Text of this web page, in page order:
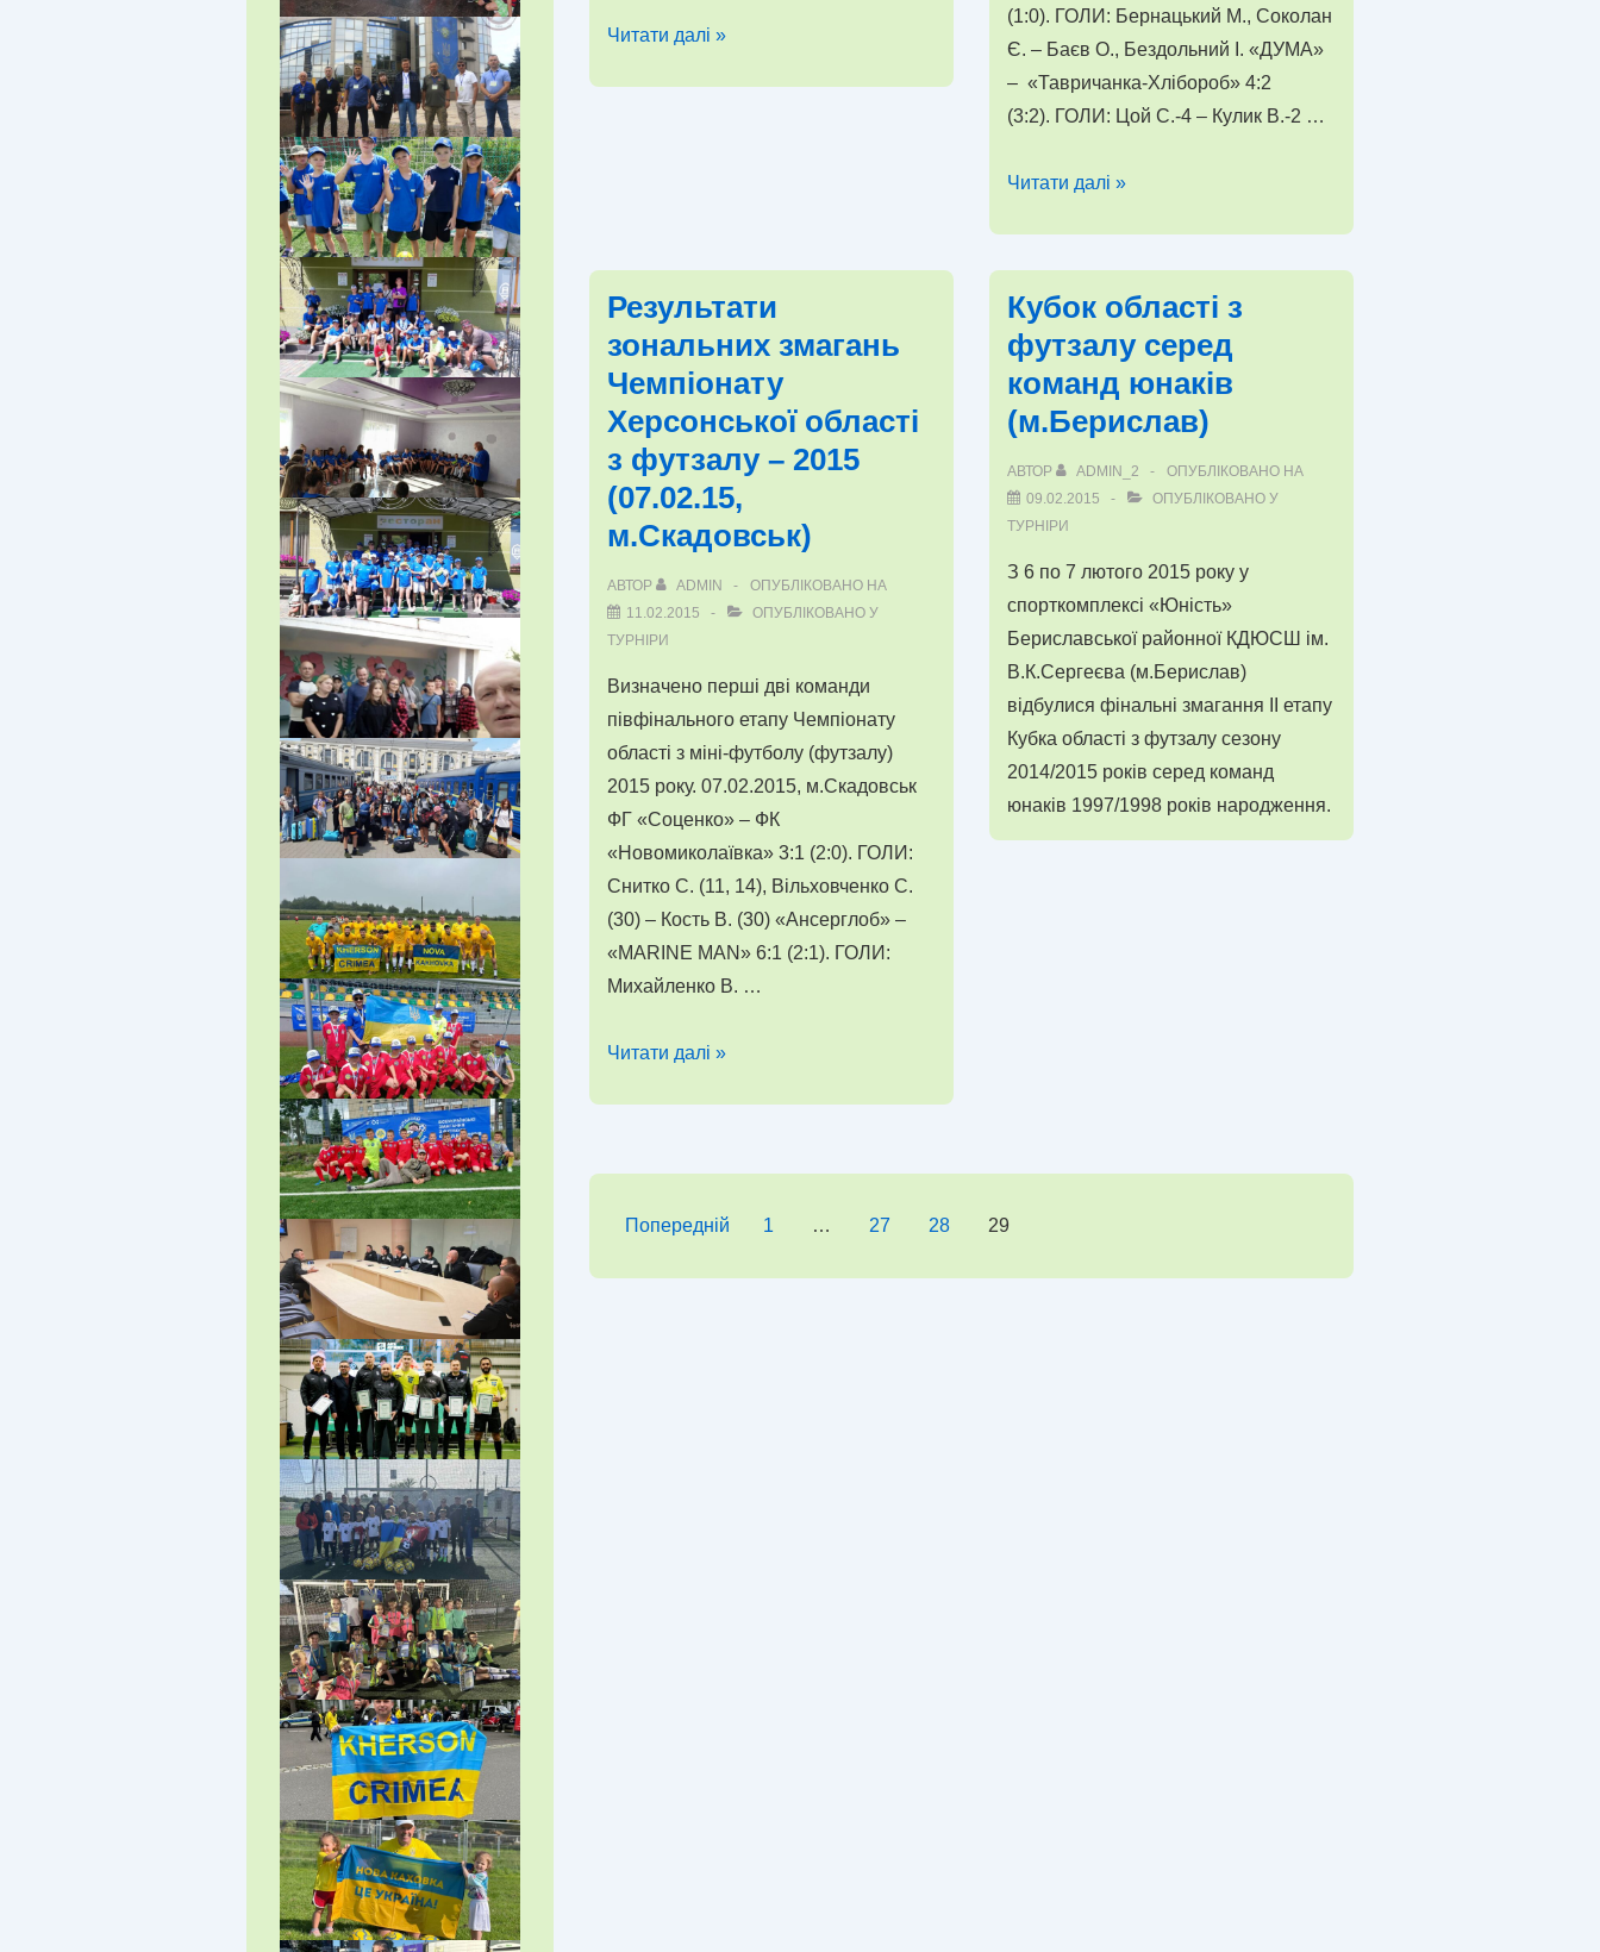
Чемпіонат
Читати далі »
(1:0). ГОЛИ: Бернацький М., Соколан
Є. – Баєв О., Бездольний І. «ДУМА»
– «Тавричанка-Хлібороб» 4:2
(3:2). ГОЛИ: Цой С.-4 – Кулик В.-2 …
Результати
Херсонської
області
з
футзалу
2015
Читати далі »
Результати
зональних змагань
Чемпіонату
Херсонської області
з футзалу – 2015
(07.02.15,
м.Скадовськ)
АВТОР ADMIN
ОПУБЛІКОВАНО НА
11.02.2015
ОПУБЛІКОВАНО У
ТУРНІРИ
Визначено перші дві команди
півфінального етапу Чемпіонату
області з міні-футболу (футзалу)
2015 року. 07.02.2015, м.Скадовськ
ФГ «Соценко» – ФК
«Новомиколаївка» 3:1 (2:0). ГОЛИ:
Снитко С. (11, 14), Вільховченко С.
(30) – Кость В. (30) «Ансерглоб» –
«MARINE MAN» 6:1 (2:1). ГОЛИ:
Михайленко В. …
Результати
області
футзалу
Читати далі »
Кубок області з
футзалу серед
команд юнаків
(м.Берислав)
АВТОР ADMIN_2
ОПУБЛІКОВАНО НА
09.02.2015
ОПУБЛІКОВАНО У
ТУРНІРИ
З 6 по 7 лютого 2015 року у
спорткомплексі «Юність»
Бериславської районної КДЮСШ ім.
В.К.Сергеєва (м.Берислав)
відбулися фінальні змагання ІІ етапу
Кубка області з футзалу сезону
2014/2015 років серед команд
юнаків 1997/1998 років народження.
Пагінація
Попередній 1 … 27 28 29